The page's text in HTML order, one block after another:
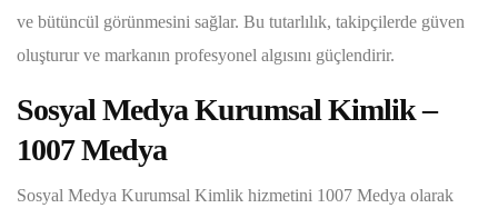
ve bütüncül görünmesini sağlar. Bu tutarlılık, takipçilerde güven
oluşturur ve markanın profesyonel algısını güçlendirir.
Sosyal Medya Kurumsal Kimlik –
1007 Medya
Sosyal Medya Kurumsal Kimlik hizmetini 1007 Medya olarak